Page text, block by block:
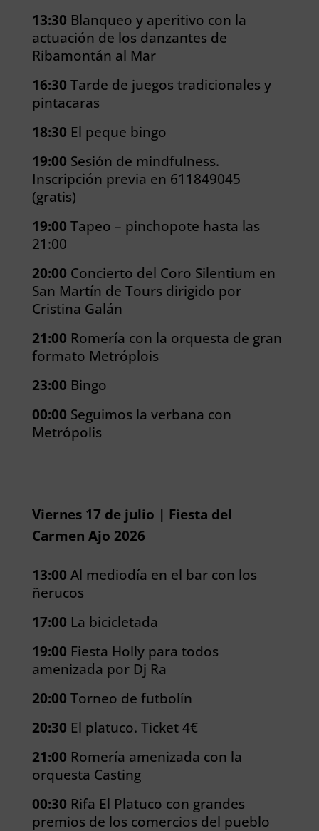
13:30 Blanqueo y aperitivo con la
actuación de los danzantes de
Ribamontán al Mar
16:30 Tarde de juegos tradicionales y
pintacaras
18:30 El peque bingo
19:00 Sesión de mindfulness.
Inscripción previa en 611849045
(gratis)
19:00 Tapeo – pinchopote hasta las
21:00
20:00 Concierto del Coro Silentium en
San Martín de Tours dirigido por
Cristina Galán
21:00 Romería con la orquesta de gran
formato Metróplois
23:00 Bingo
00:00 Seguimos la verbana con
Metrópolis
Viernes 17 de julio | Fiesta del
Carmen Ajo 2026
13:00 Al mediodía en el bar con los
ñerucos
17:00 La bicicletada
19:00 Fiesta Holly para todos
amenizada por Dj Ra
20:00 Torneo de futbolín
20:30 El platuco. Ticket 4€
21:00 Romería amenizada con la
orquesta Casting
00:30 Rifa El Platuco con grandes
premios de los comercios del pueblo